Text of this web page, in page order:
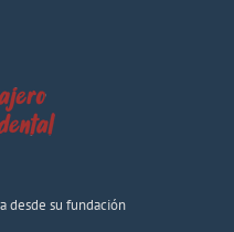
desde su fundación